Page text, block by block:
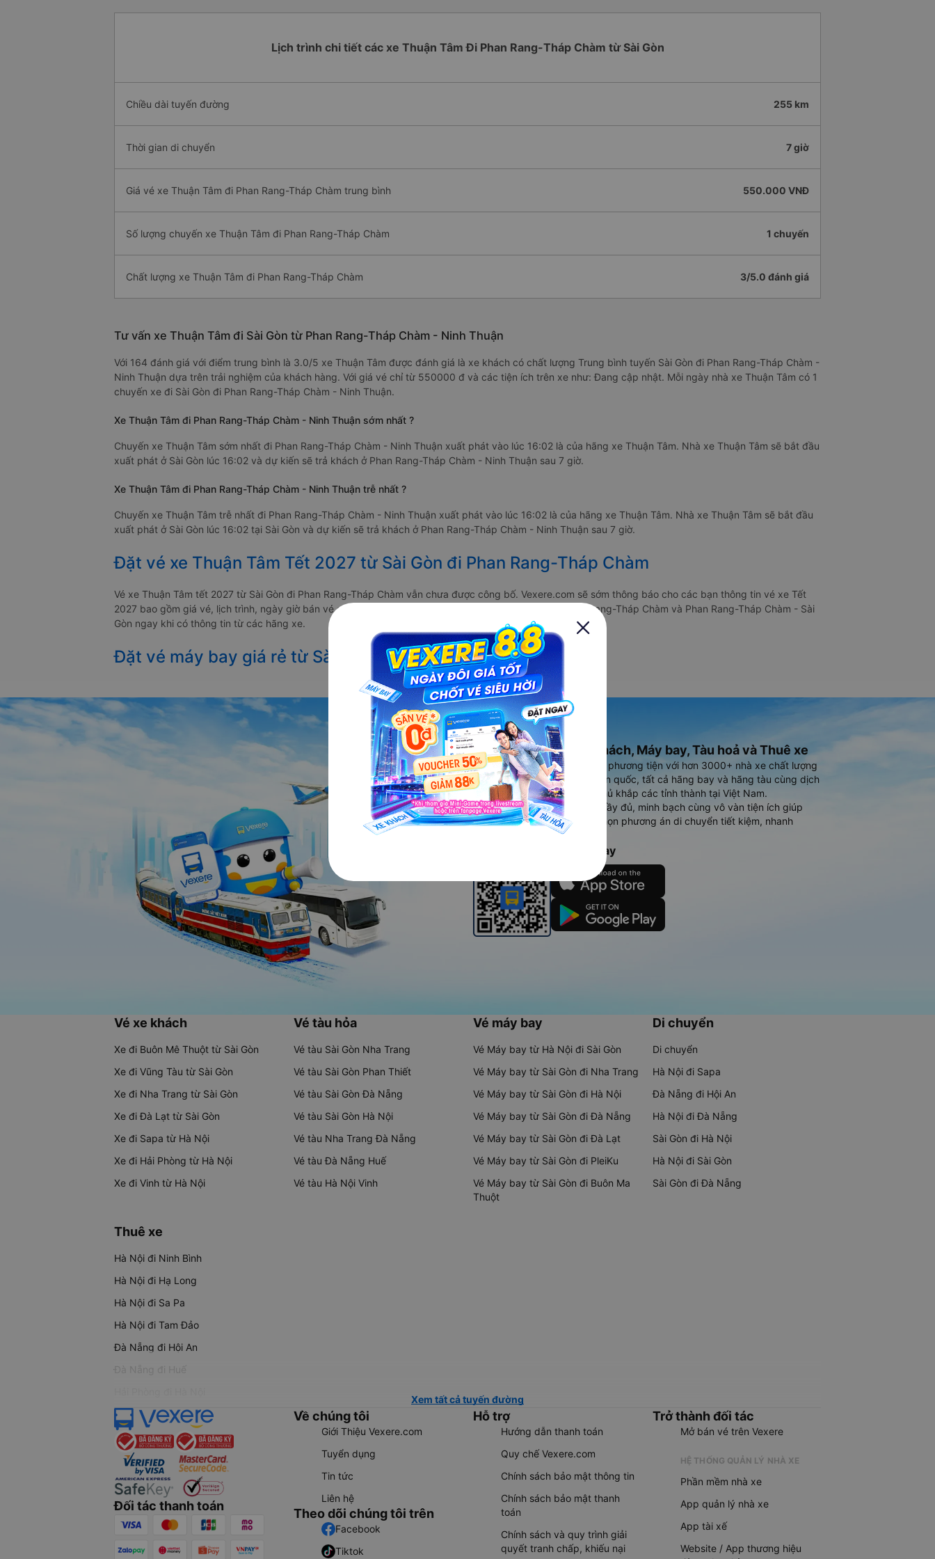
Lịch trình chi tiết các xe Thuận Tâm Đi Phan Rang-Tháp Chàm từ Sài Gòn
Chiều dài tuyến đường 255 km
Thời gian di chuyển 7 giờ
Giá vé xe Thuận Tâm đi Phan Rang-Tháp Chàm trung bình 550.000 VNĐ
Số lượng chuyến xe Thuận Tâm đi Phan Rang-Tháp Chàm 1 chuyến
Chất lượng xe Thuận Tâm đi Phan Rang-Tháp Chàm 3/5.0 đánh giá
Tư vấn xe Thuận Tâm đi Sài Gòn từ Phan Rang-Tháp Chàm - Ninh Thuận
Với 164 đánh giá với điểm trung bình là 3.0/5 xe Thuận Tâm được đánh giá là xe khách có chất lượng Trung bình tuyến Sài Gòn đi Phan Rang-Tháp Chàm -
Ninh Thuận dựa trên trải nghiệm của khách hàng. Với giá vé chỉ từ 550000 đ và các tiện ích trên xe như: Đang cập nhật. Mỗi ngày nhà xe Thuận Tâm có 1
chuyến xe đi Sài Gòn đi Phan Rang-Tháp Chàm - Ninh Thuận.
Xe Thuận Tâm đi Phan Rang-Tháp Chàm - Ninh Thuận sớm nhất ?
Chuyến xe Thuận Tâm sớm nhất đi Phan Rang-Tháp Chàm - Ninh Thuận xuất phát vào lúc 16:02 là của hãng xe Thuận Tâm. Nhà xe Thuận Tâm sẽ bắt đầu
xuất phát ở Sài Gòn lúc 16:02 và dự kiến sẽ trả khách ở Phan Rang-Tháp Chàm - Ninh Thuận sau 7 giờ.
Xe Thuận Tâm đi Phan Rang-Tháp Chàm - Ninh Thuận trễ nhất ?
Chuyến xe Thuận Tâm trễ nhất đi Phan Rang-Tháp Chàm - Ninh Thuận xuất phát vào lúc 16:02 là của hãng xe Thuận Tâm. Nhà xe Thuận Tâm sẽ bắt đầu
xuất phát ở Sài Gòn lúc 16:02 tại Sài Gòn và dự kiến sẽ trả khách ở Phan Rang-Tháp Chàm - Ninh Thuận sau 7 giờ.
Đặt vé xe Thuận Tâm Tết 2027 từ Sài Gòn đi Phan Rang-Tháp Chàm
Vé xe Thuận Tâm tết 2027 từ Sài Gòn đi Phan Rang-Tháp Chàm vẫn chưa được công bố. Vexere.com sẽ sớm thông báo cho các bạn thông tin vé xe Tết
2027 bao gồm giá vé, lịch trình, ngày giờ bán vé của các hãng xe khách đi tuyến đường Sài Gòn - Phan Rang-Tháp Chàm và Phan Rang-Tháp Chàm - Sài
Gòn ngay khi có thông tin từ các hãng xe.
Đặt vé máy bay giá rẻ từ Sài Gòn đi Phan Rang-Tháp Chàm
Ứng dụng đặt vé Xe khách, Máy bay, Tàu hoả và Thuê xe
Vexere - ứng dụng đặt vé đa phương tiện với hơn 3000+ nhà xe chất lượng
cao, 5000+ tuyến đường toàn quốc, tất cả hãng bay và hãng tàu cùng dịch
vụ thuê xe máy, xe du lịch phủ khắp các tỉnh thành tại Việt Nam.
Ứng dụng hiển thị thông tin đầy đủ, minh bạch cùng vô vàn tiện ích giúp
người dùng so sánh và lựa chọn phương án di chuyển tiết kiệm, nhanh
chóng và phù hợp nhất.
Tải ứng dụng Vexere ngay
Vé xe khách
Xe đi Buôn Mê Thuột từ Sài Gòn
Xe đi Vũng Tàu từ Sài Gòn
Xe đi Nha Trang từ Sài Gòn
Xe đi Đà Lạt từ Sài Gòn
Xe đi Sapa từ Hà Nội
Xe đi Hải Phòng từ Hà Nội
Xe đi Vinh từ Hà Nội
Vé tàu hỏa
Vé tàu Sài Gòn Nha Trang
Vé tàu Sài Gòn Phan Thiết
Vé tàu Sài Gòn Đà Nẵng
Vé tàu Sài Gòn Hà Nội
Vé tàu Nha Trang Đà Nẵng
Vé tàu Đà Nẵng Huế
Vé tàu Hà Nội Vinh
Vé máy bay
Vé Máy bay từ Hà Nội đi Sài Gòn
Vé Máy bay từ Sài Gòn đi Nha Trang
Vé Máy bay từ Sài Gòn đi Hà Nội
Vé Máy bay từ Sài Gòn đi Đà Nẵng
Vé Máy bay từ Sài Gòn đi Đà Lạt
Vé Máy bay từ Sài Gòn đi PleiKu
Vé Máy bay từ Sài Gòn đi Buôn Ma
Thuột
Di chuyển
Di chuyển
Hà Nội đi Sapa
Đà Nẵng đi Hội An
Hà Nội đi Đà Nẵng
Sài Gòn đi Hà Nội
Hà Nội đi Sài Gòn
Sài Gòn đi Đà Nẵng
Thuê xe
Hà Nội đi Ninh Bình
Hà Nội đi Hạ Long
Hà Nội đi Sa Pa
Hà Nội đi Tam Đảo
Đà Nẵng đi Hội An
Đà Nẵng đi Huế
Xem tất cả tuyến đường
Đối tác thanh toán
Về chúng tôi
Giới Thiệu Vexere.com
Tuyển dụng
Tin tức
Liên hệ
Theo dõi chúng tôi trên
Facebook
Tiktok
Hỗ trợ
Hướng dẫn thanh toán
Quy chế Vexere.com
Chính sách bảo mật thông tin
Chính sách bảo mật thanh
toán
Chính sách và quy trình giải
quyết tranh chấp, khiếu nại
Trở thành đối tác
Mở bán vé trên Vexere
HỆ THỐNG QUẢN LÝ NHÀ XE
Phần mềm nhà xe
App quản lý nhà xe
App tài xế
Website / App thương hiệu